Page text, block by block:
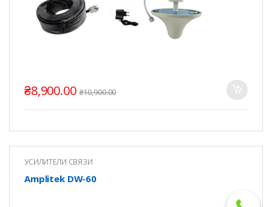
₴8,900.00 ₴10,900.00
УСИЛИТЕЛИ СВЯЗИ
Amplitek DW-60